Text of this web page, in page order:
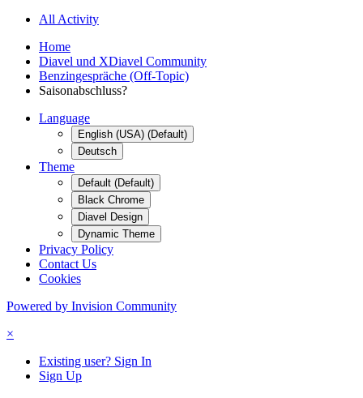
All Activity
Home
Diavel und XDiavel Community
Benzingespräche (Off-Topic)
Saisonabschluss?
Language
English (USA) (Default)
Deutsch
Theme
Default (Default)
Black Chrome
Diavel Design
Dynamic Theme
Privacy Policy
Contact Us
Cookies
Powered by Invision Community
×
Existing user? Sign In
Sign Up